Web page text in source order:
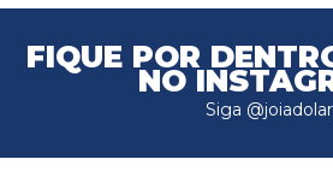
FIQUE POR
NO
Siga @joiadolar